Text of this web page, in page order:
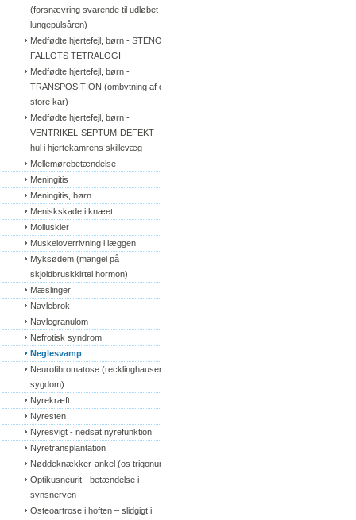
(forsnævring svarende til udløbet af
lungepulsåren)
Medfødte hjertefejl, børn - STENO
FALLOTS TETRALOGI
Medfødte hjertefejl, børn -
TRANSPOSITION (ombytning af de
store kar)
Medfødte hjertefejl, børn -
VENTRIKEL-SEPTUM-DEFEKT -
hul i hjertekamrens skillevæg
Mellemørebetændelse
Meningitis
Meningitis, børn
Meniskskade i knæet
Molluskler
Muskeloverrivning i læggen
Myksødem (mangel på
skjoldbruskkirtel hormon)
Mæslinger
Navlebrok
Navlegranulom
Nefrotisk syndrom
Neglesvamp
Neurofibromatose (recklinghausens
sygdom)
Nyrekræft
Nyresten
Nyresvigt - nedsat nyrefunktion
Nyretransplantation
Nøddeknækker-ankel (os trigonum)
Optikusneurit - betændelse i
synsnerven
Osteoartrose i hoften – slidgigt i